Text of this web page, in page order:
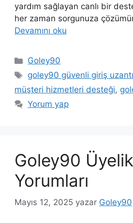
yardım sağlayan canlı bir
her zaman sorgunuza
Devamını oku
Kategoriler
Goley90
Etiketler
goley90 güvenli giriş
müşteri hizmetleri desteği,
Yorum yap
Goley90 Üyelik
Yorumları
Mayıs 12, 2025 yazar Goley90